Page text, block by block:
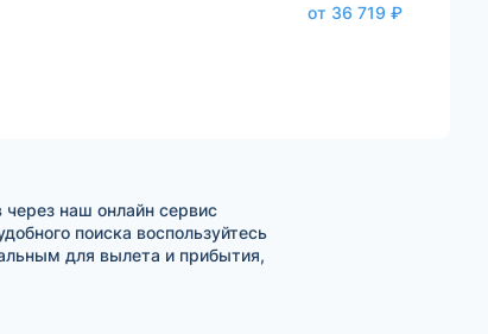
от 36 719 ₽
через наш онлайн сервис
поиска воспользуйтесь
для вылета и прибытия,